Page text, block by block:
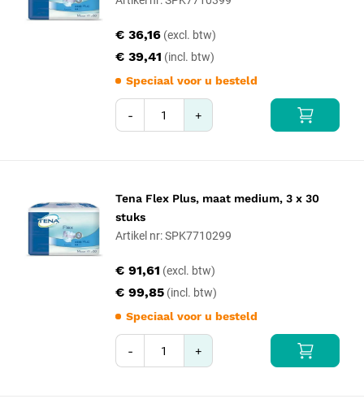
€ 39,41
€ 36,16
Speciaal voor u besteld
- +
Tena Flex Plus, maat medium, 3 x 30
stuks
Artikel nr: SPK7710299
€ 99,85
€ 91,61
Speciaal voor u besteld
- +